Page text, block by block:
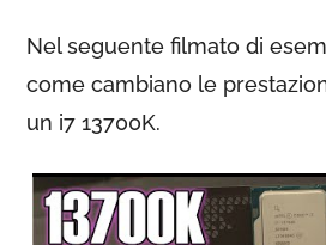
Nel seguente filmato di
come cambiano le
un i7 13700K.